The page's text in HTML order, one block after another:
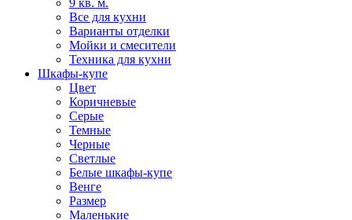
9 кв. м.
Все для кухни
Варианты отделки
Мойки и смесители
Техника для кухни
Шкафы-купе
Цвет
Коричневые
Серые
Темные
Черные
Светлые
Белые шкафы-купе
Венге
Размер
Маленькие